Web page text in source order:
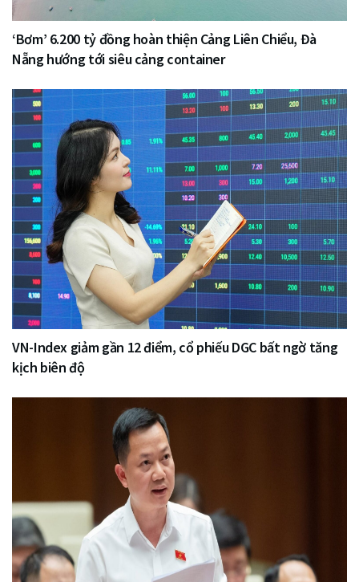
‘Bơm’ 6.200 tỷ đồng hoàn thiện Cảng Liên Chiểu, Đà
Nẵng hướng tới siêu cảng container
VN-Index giảm gần 12 điểm, cổ phiếu DGC bất ngờ tăng
kịch biên độ